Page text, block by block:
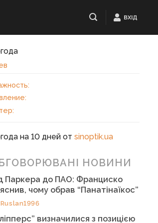
ВХІД
на 10 дней отsinoptik.ua
НОВИНИ
Паркера до ПАО: Франциско
чому обрав “Панатінаїкос”
Ruslan1996
визначилися з позицією